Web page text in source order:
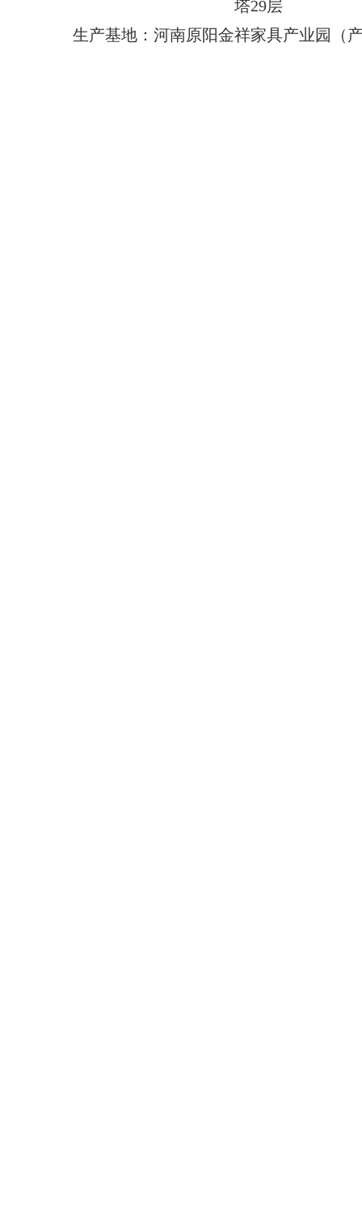
塔29层
生产基地：河南原阳金祥家具产业园（